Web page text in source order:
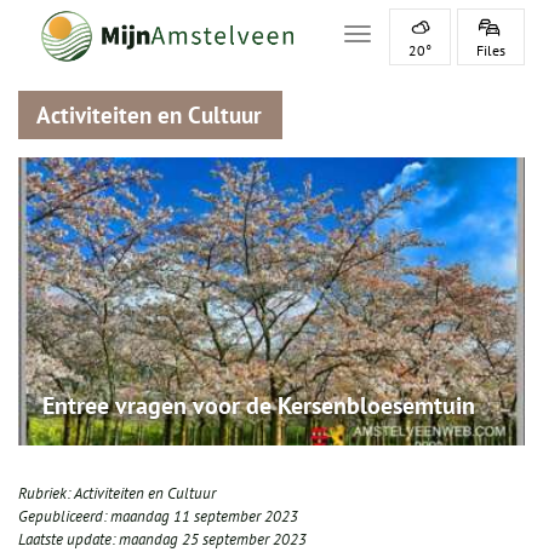
Toggle navigation
20° Files
Activiteiten en Cultuur
Entree vragen voor de Kersenbloesemtuin
Rubriek:Activiteiten en Cultuur
Gepubliceerd:maandag 11 september 2023
Laatste update:maandag 25 september 2023